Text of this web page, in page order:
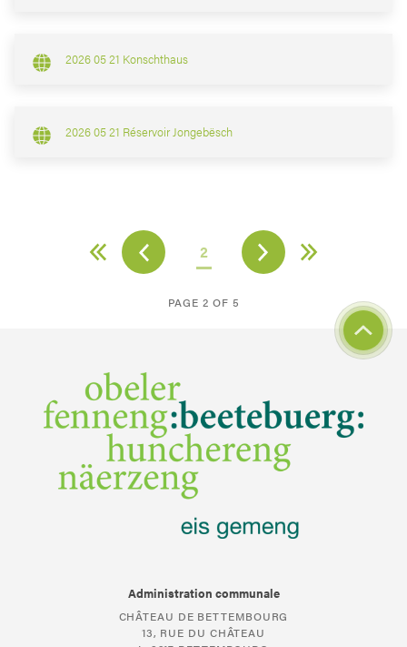
2026 05 21 Konschthaus
2026 05 21 Réservoir Jongebësch
2
PAGE 2 OF 5
Administration communale
CHÂTEAU DE BETTEMBOURG
13, RUE DU CHÂTEAU